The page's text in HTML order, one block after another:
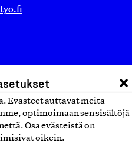
Evästeet auttavat meitä
optimoimaan sen sisältöjä
Osa evästeistä on
oikein.